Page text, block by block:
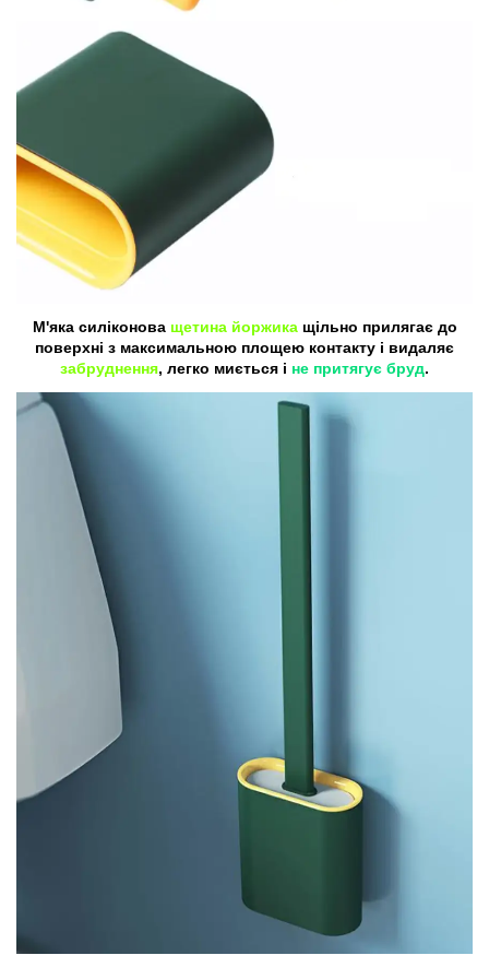
М'яка силіконова щетина йоржикащільно прилягає до
поверхні з максимальною площею контакту і видаляє
забруднення, легко миється і не притягує бруд.